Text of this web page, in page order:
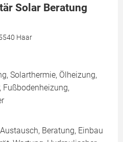
Solar Beratung
Haar
Solarthermie, Ölheizung,
Fußbodenheizung,
Beratung, Einbau